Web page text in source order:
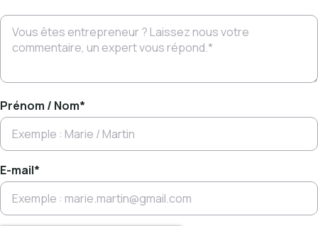
Prénom / Nom*
E-mail*